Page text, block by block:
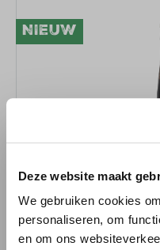
Deze website maakt
We gebruiken cookies
personaliseren, om
en om ons
NIEUW